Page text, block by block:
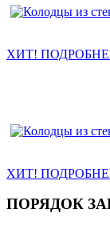
ХИТ!
ХИТ!
ПОРЯДОК